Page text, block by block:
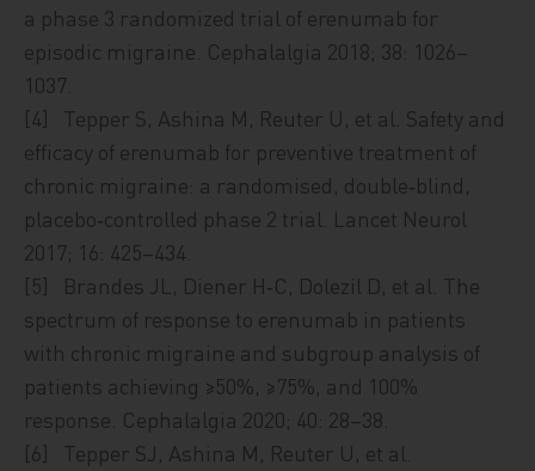
a phase 3 randomized trial of erenumab for
episodic migraine. Cephalalgia 2018; 38: 1026–
1037.
[4] Tepper S, Ashina M, Reuter U, et al. Safety and
efficacy of erenumab for preventive treatment of
chronic migraine: a randomised, double‑blind,
placebo‑controlled phase 2 trial. Lancet Neurol
2017; 16: 425–434.
[5] Brandes JL, Diener H‑C, Dolezil D, et al. The
spectrum of response to erenumab in patients
with chronic migraine and subgroup analysis of
patients achieving ≥50%, ≥75%, and 100%
response. Cephalalgia 2020; 40: 28–38.
[6] Tepper SJ, Ashina M, Reuter U, et al.